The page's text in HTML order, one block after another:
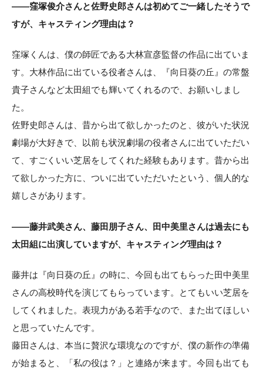
——窪塚俊介さんと佐野史郎さんは初めてご一緒したそうで
すが、キャスティング理由は？
窪塚くんは、僕の師匠である大林宣彦監督の作品に出ていま
す。大林作品に出ている役者さんは、『向日葵の丘』の常盤
貴子さんなど太田組でも輝いてくれるので、お願いしまし
た。
佐野史郎さんは、昔から出て欲しかったのと、彼がいた状況
劇場が大好きで、以前も状況劇場の役者さんに出ていただい
て、すごくいい芝居をしてくれた経験もあります。昔から出
て欲しかった方に、ついに出ていただいたという、個人的な
嬉しさがあります。
——藤井武美さん、藤田朋子さん、田中美里さんは過去にも
太田組に出演していますが、キャスティング理由は？
藤井は『向日葵の丘』の時に、今回も出てもらった田中美里
さんの高校時代を演じてもらっています。とてもいい芝居を
してくれました。表現力がある若手なので、また出てほしい
と思っていたんです。
藤田さんは、本当に贅沢な環境なのですが、僕の新作の準備
が始まると、「私の役は？」と連絡が来ます。今回も出ても